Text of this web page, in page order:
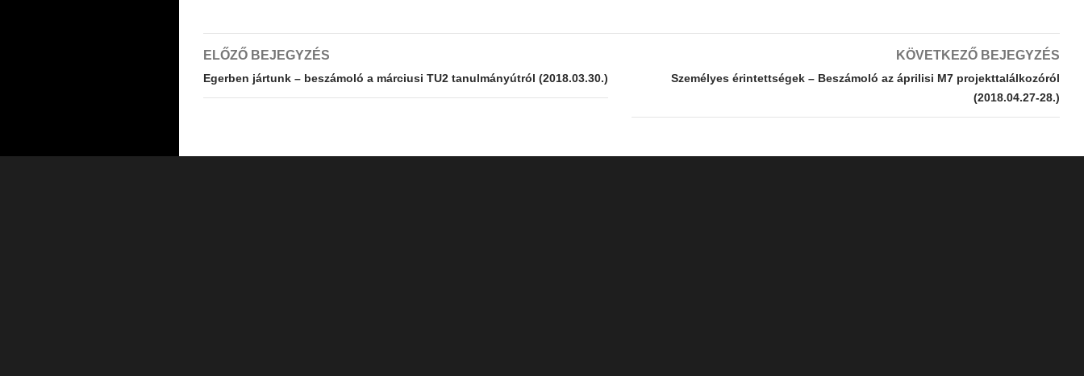
Bejegyzés
navigáció
ELŐZŐ BEJEGYZÉS
Egerben jártunk – beszámoló a márciusi TU2 tanulmányútról (2018.03.30.)
KÖVETKEZŐ BEJEGYZÉS
Személyes érintettségek – Beszámoló az áprilisi M7 projekttalálkozóról
(2018.04.27-28.)